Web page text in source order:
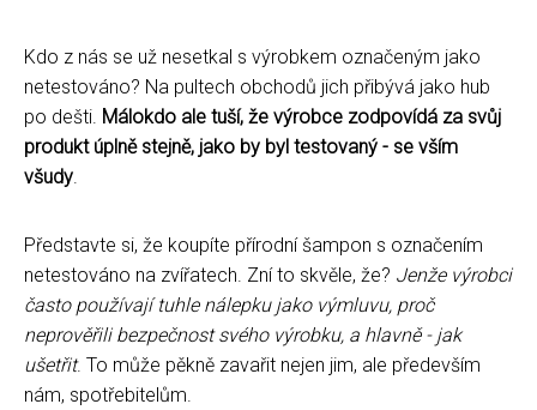
Kdo z nás se už nesetkal s výrobkem označeným jako
netestováno? Na pultech obchodů jich přibývá jako hub
po dešti. Málokdo ale tuší, že výrobce zodpovídá za svůj
produkt úplně stejně, jako by byl testovaný - se vším
všudy.
Představte si, že koupíte přírodní šampon s označením
netestováno na zvířatech. Zní to skvěle, že? Jenže výrobci
často používají tuhle nálepku jako výmluvu, proč
neprověřili bezpečnost svého výrobku, a hlavně - jak
ušetřit. To může pěkně zavařit nejen jim, ale především
nám, spotřebitelům.